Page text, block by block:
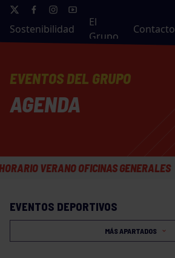
Sostenibilidad
El
Grupo
Contacto
EVENTOS DEL GRUPO
AGENDA
VERANO OFICINAS GENERALES
EVENTOS DEPORTIVOS
MÁS APARTADOS